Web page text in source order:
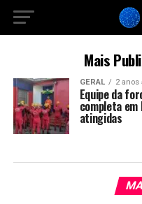
Mais
GERAL 2 anos
Equipe da
completa
atingidas